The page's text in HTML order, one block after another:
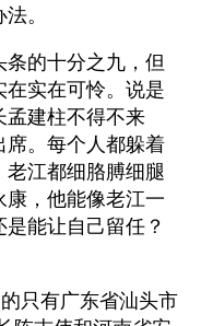
。
的十分之九，但
在实在可怜。说是
孟建柱不得不来
席。每个人都躲着
江都细胳膊细腿
康，他能像老江一
能让自己留任？
只有广东省汕头市